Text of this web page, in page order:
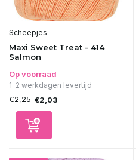
Scheepjes
Maxi Sweet Treat - 414
Salmon
Op voorraad
1-2 werkdagen levertijd
€2,25 €2,03